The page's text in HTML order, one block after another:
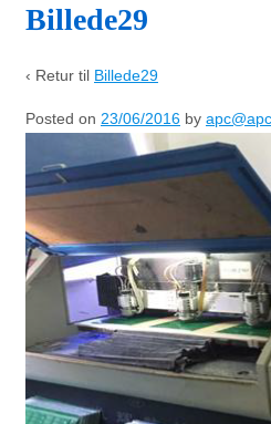
Billede29
‹ Retur til Billede29
Posted on 23/06/2016 by